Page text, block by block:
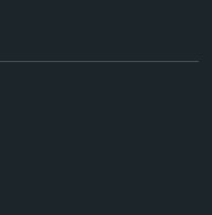
o posibilă colaborare!
231 602